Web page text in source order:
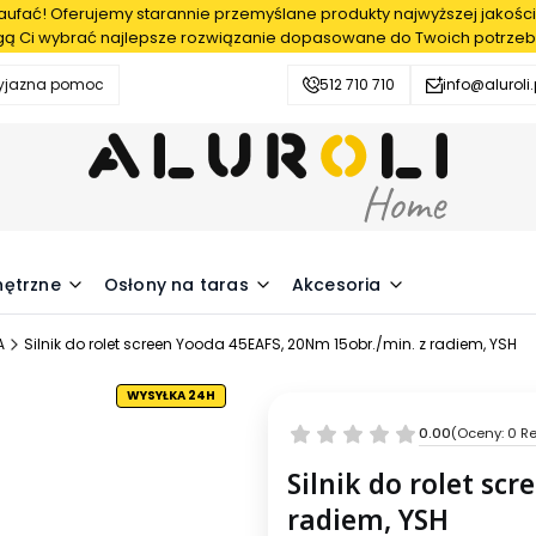
Oferujemy starannie przemyślane produkty najwyższej
Ci wybrać najlepsze rozwiązanie dopasowane do Twoich
pomoc 512 710 710
Osłony na taras Akcesoria
Silnik do rolet screen Yooda 45EAFS, 20Nm 15obr./min. z radiem, YSH
WYSYŁKA 24H
0.00(Oceny: 0
Silnik do rolet
radiem, YSH